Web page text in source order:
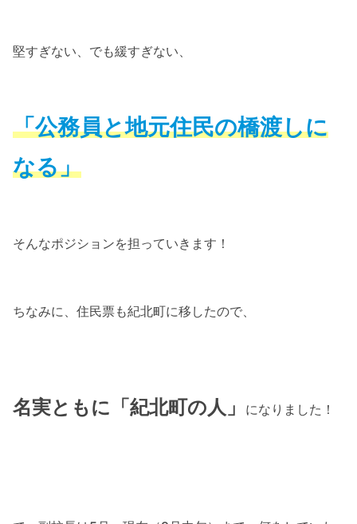
堅すぎない、でも緩すぎない、
「公務員と地元住民の橋渡しに
なる」
そんなポジションを担っていきます！
ちなみに、住民票も紀北町に移したので、
名実ともに「紀北町の人」 になりました！